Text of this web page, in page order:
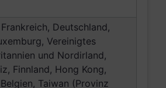
Deutschland,
Vereinigtes
und Nordirland,
Finnland, Hong Kong,
Taiwan (Provinz